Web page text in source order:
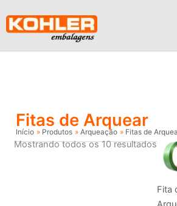
para
conteúdo
Fitas de Arquear
Início Produtos Arqueação Fitas de
Mostrando todos os 10 resultados
Fita